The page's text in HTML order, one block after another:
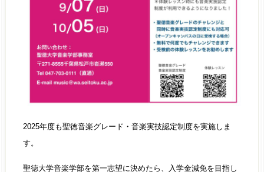
2025年度も聖徳音楽グレード・音楽実技認定制度を実施しま
す。
聖徳大学音楽学部を第一志望に決めたら、入学金減免を目指し